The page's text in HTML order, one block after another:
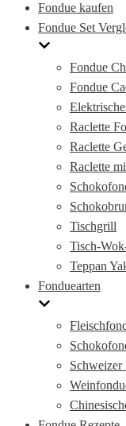
Fondue kaufen
Fondue Set
Fondue
Fondue
Raclette
Raclette
Raclette
Tischgrill
Tisch-
Teppan
Fonduearten
Schweizer